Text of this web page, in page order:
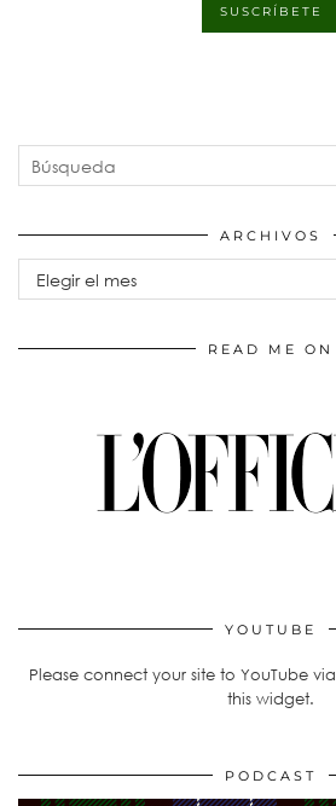
ARCHIVOS
READ ME ON
YOUTUBE
Please connect your site to YouTube via
this widget.
PODCAST